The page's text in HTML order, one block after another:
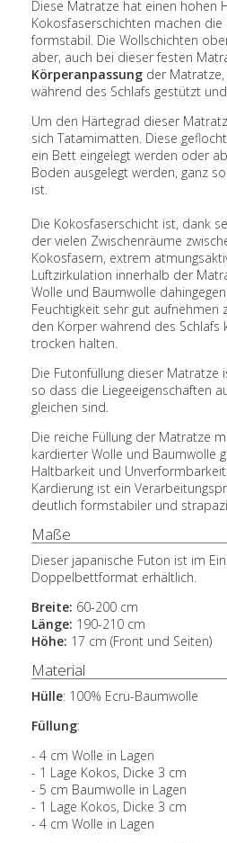
Diese Matratze hat einen hohen
Kokosfaserschichten machen
formstabil. Die Wollschichten
aber, auch bei dieser festen
Körperanpassung der
während des Schlafs gestützt
Um den Härtegrad dieser
sich Tatamimatten. Diese
ein Bett eingelegt werden oder
Boden ausgelegt werden, ganz
ist.
Die Kokosfaserschicht ist, dank
der vielen Zwischenräume
Kokosfasern, extrem
Luftzirkulation innerhalb der
Wolle und Baumwolle
Feuchtigkeit sehr gut aufnehmen
den Körper während des
trocken halten.
Die Futonfüllung dieser Matratze
so dass die Liegeeigenschaften
gleichen sind.
Die reiche Füllung der Matratze
kardierter Wolle und Baumwolle
Haltbarkeit und
Kardierung ist ein
deutlich formstabiler und
Maße
Dieser japanische Futon ist im
Doppelbettformat erhältlich.
Breite: 60-200 cm
Länge: 190-210 cm
Höhe: 17 cm (Front und Seiten)
Material
Hülle: 100% Ecru-Baumwolle
Füllung:
- 4 cm Wolle in Lagen
- 1 Lage Kokos, Dicke 3 cm
- 5 cm Baumwolle in Lagen
- 1 Lage Kokos, Dicke 3 cm
- 4 cm Wolle in Lagen